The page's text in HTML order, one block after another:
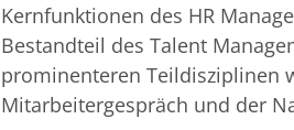
Kernfunktionen des HR
Bestandteil des Talent
prominenteren Teildisziplinen
Mitarbeitergespräch und der